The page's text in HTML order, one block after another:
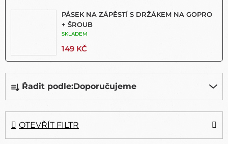
PÁSEK NA ZÁPĚSTÍ S DRŽÁKEM NA GOPRO
+ ŠROUB
SKLADEM
149 KČ
A
Z
E
N
Í
Řadit podle:Doporučujeme
OTEVŘÍT FILTR